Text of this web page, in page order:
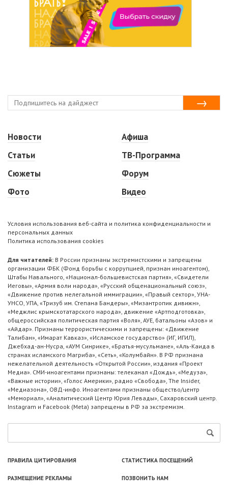
Новости
Статьи
Сюжеты
Фото
Афиша
ТВ-Программа
Форум
Видео
Условия использования веб-сайта и политика конфиденциальности и
персональных данных
Политика использования cookies
Для читателей: В России признаны экстремистскими и запрещены
организации ФБК (Фонд борьбы с коррупцией, признан иноагентом),
Штабы Навального, «Национал-большевистская партия», «Свидетели
Иеговы», «Армия воли народа», «Русский общенациональный союз»,
«Движение против нелегальной иммиграции», «Правый сектор», УНА-
УНСО, УПА, «Тризуб им. Степана Бандеры», «Мизантропик дивижн»,
«Меджлис крымскотатарского народа», движение «Артподготовка»,
общероссийская политическая партия «Воля», АУЕ, батальоны «Азов» и
«Айдар». Признаны террористическими и запрещены: «Движение
Талибан», «Имарат Кавказ», «Исламское государство» (ИГ, ИГИЛ),
Джебхад-ан-Нусра, «АУМ Синрике», «Братья-мусульмане», «Аль-Каида в
странах исламского Магриба», «Сеть», «Колумбайн». В РФ признана
нежелательной деятельность «Открытой России», издания «Проект
Медиа». СМИ-иноагентами признаны: телеканал «Дождь», «Медуза»,
«Важные истории», «Голос Америки», радио «Свобода», The Insider,
«Медиазона», ОВД-инфо. Иноагентами признаны общество/центр
«Мемориал», «Аналитический Центр Юрия Левады», Сахаровский центр.
Instagram и Facebook (Metа) запрещены в РФ за экстремизм.
ПРАВИЛА ЦИТИРОВАНИЯ СТАТИСТИКА ПОСЕЩЕНИЙ
РАЗМЕЩЕНИЕ РЕКЛАМЫ ПОЗВОНИТЬ НАМ